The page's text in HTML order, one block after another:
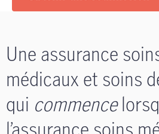
Une assurance
médicaux et soins
qui commence